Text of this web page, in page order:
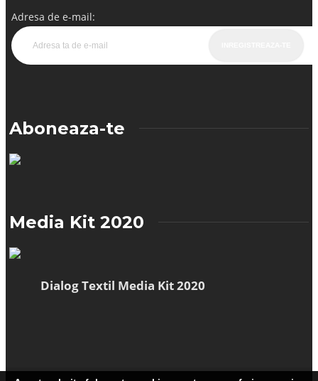
Adresa de e-mail:
Aboneaza-te
Media Kit 2020
Dialog Textil Media Kit 2020